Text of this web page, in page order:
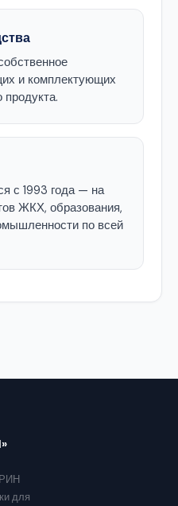
и комплектующих
продукта.
с 1993 года — на
ЖКХ, образования,
по всей
для